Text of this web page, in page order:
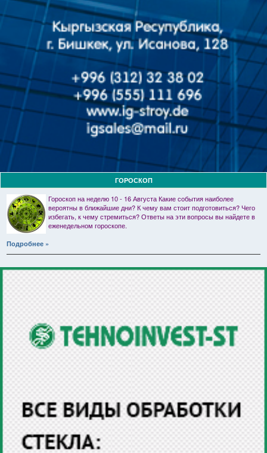
ГОРОСКОП
Гороскоп на неделю 10 - 16 Августа Какие события наиболее
вероятны в ближайшие дни? К чему вам стоит подготовиться? Чего
избегать, к чему стремиться? Ответы на эти вопросы вы найдете в
еженедельном гороскопе.
Подробнее »